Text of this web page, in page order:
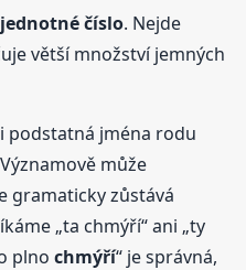
jednotné číslo. Nejde
větší množství jemných
podstatná jména rodu
může
gramaticky zůstává
„ta chmýří“ ani „ty
plnochmýří“ je správná,